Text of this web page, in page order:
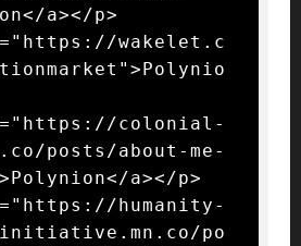
a></p>
wakelet.c
colonial-
posts/about-me-
a></p>
humanity-
initiative.mn.co/po